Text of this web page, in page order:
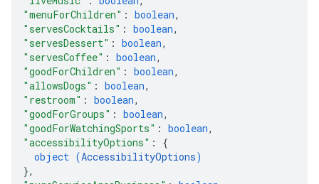
"menuForChildren" : boolean,
"servesCocktails" : boolean,
"servesDessert" : boolean,
"servesCoffee" : boolean,
"goodForChildren" : boolean,
"allowsDogs" : boolean,
"restroom" : boolean,
"goodForGroups" : boolean,
"goodForWatchingSports" : boolean,
"accessibilityOptions" : {
object (AccessibilityOptions)
},